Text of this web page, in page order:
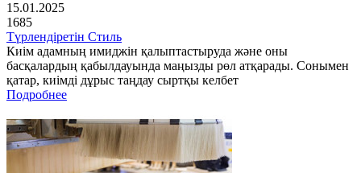
15.01.2025
1685
Түрлендіретін Стиль
Киім адамның имиджін қалыптастыруда және оны
басқалардың қабылдауында маңызды рөл атқарады. Сонымен
қатар, киімді дұрыс таңдау сыртқы келбет
Подробнее